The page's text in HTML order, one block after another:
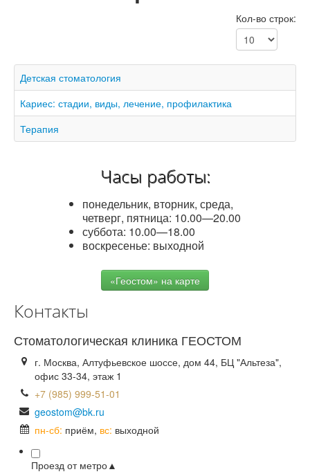
Кол-во строк:
Детская стоматология
Кариес: стадии, виды, лечение, профилактика
Терапия
Часы работы:
понедельник, вторник, среда,
четверг, пятница: 10.00—20.00
суббота: 10.00—18.00
воскресенье: выходной
«Геостом» на карте
Контакты
Стоматологическая клиника ГЕОСТОМ
г. Москва, Алтуфьевское шоссе, дом 44, БЦ "Альтеза",
офис 33-34, этаж 1
+7 (985) 999-51-01
пн-сб: приём, вс: выходной
Проезд от метро▲